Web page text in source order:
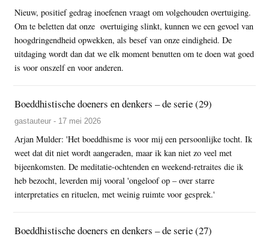
Nieuw, positief gedrag inoefenen vraagt om volgehouden overtuiging.
Om te beletten dat onze overtuiging slinkt, kunnen we een gevoel van
hoogdringendheid opwekken, als besef van onze eindigheid. De
uitdaging wordt dan dat we elk moment benutten om te doen wat goed
is voor onszelf en voor anderen.
Boeddhistische doeners en denkers – de serie (29)
gastauteur - 17 mei 2026
Arjan Mulder: 'Het boeddhisme is voor mij een persoonlijke tocht. Ik
weet dat dit niet wordt aangeraden, maar ik kan niet zo veel met
bijeenkomsten. De meditatie-ochtenden en weekend-retraites die ik
heb bezocht, leverden mij vooral 'ongeloof op – over starre
interpretaties en rituelen, met weinig ruimte voor gesprek.'
Boeddhistische doeners en denkers – de serie (27)